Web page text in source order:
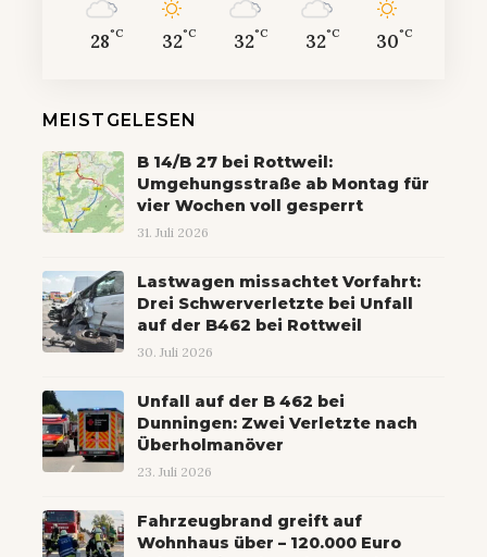
28°C 32°C 32°C 32°C 30°C
MEISTGELESEN
B 14/B 27 bei Rottweil:
Umgehungsstraße ab Montag für
vier Wochen voll gesperrt
31. Juli 2026
Lastwagen missachtet Vorfahrt:
Drei Schwerverletzte bei Unfall
auf der B462 bei Rottweil
30. Juli 2026
Unfall auf der B 462 bei
Dunningen: Zwei Verletzte nach
Überholmanöver
23. Juli 2026
Fahrzeugbrand greift auf
Wohnhaus über – 120.000 Euro